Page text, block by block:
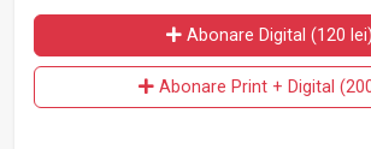
Abonare Digital (120 lei)
Abonare Print + Digital